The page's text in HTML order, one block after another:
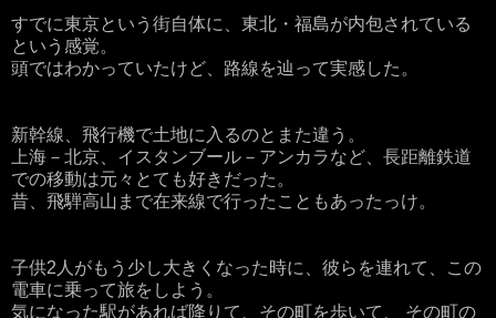
すでに東京という街自体に、東北・福島が内包されている
という感覚。
頭ではわかっていたけど、路線を辿って実感した。
新幹線、飛行機で土地に入るのとまた違う。
上海－北京、イスタンブール－アンカラなど、長距離鉄道
での移動は元々とても好きだった。
昔、飛騨高山まで在来線で行ったこともあったっけ。
子供2人がもう少し大きくなった時に、彼らを連れて、この
電車に乗って旅をしよう。
気になった駅があれば降りて、その町を歩いて、 その町の